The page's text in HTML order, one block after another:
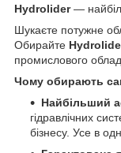
Hydrolider—
Шукаєте потужне
Обирайте
промислового
Чому обирають
Найбільший
гідравлічних
бізнесу. Усе в